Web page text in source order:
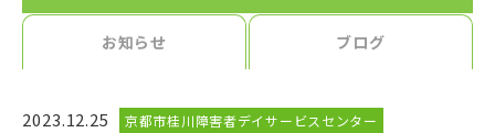
お知らせ ブログ
2023.12.25 京都市桂川障害者デイサービスセンター